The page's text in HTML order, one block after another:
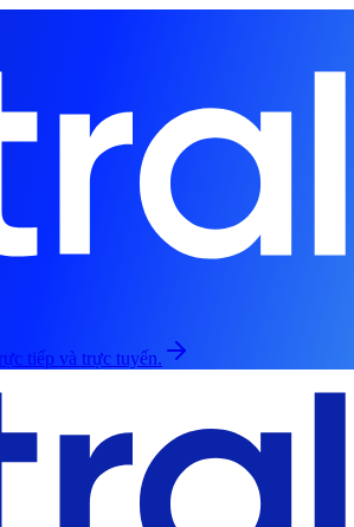
tiếp và trực tuyến.